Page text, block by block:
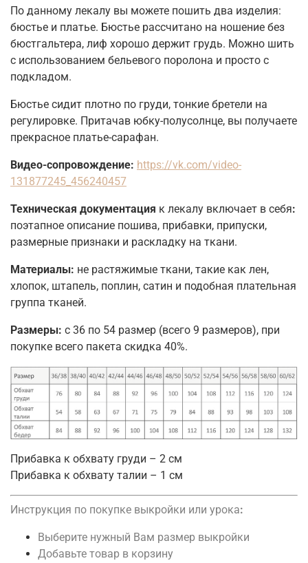
По данному лекалу вы можете пошить два изделия:
бюстье и платье. Бюстье рассчитано на ношение без
бюстгальтера, лиф хорошо держит грудь. Можно шить
с использованием бельевого поролона и просто с
подкладом.
Бюстье сидит плотно по груди, тонкие бретели на
регулировке. Притачав юбку-полусолнце, вы получаете
прекрасное платье-сарафан.
Видео-сопровождение: https://vk.com/video-
131877245_456240457
Техническая документация к лекалу включает в себя:
поэтапное описание пошива, прибавки, припуски,
размерные признаки и раскладку на ткани.
Материалы: не растяжимые ткани, такие как лен,
хлопок, штапель, поплин, сатин и подобная плательная
группа тканей.
Размеры: с 36 по 54 размер (всего 9 размеров), при
покупке всего пакета скидка 40%.
Прибавка к обхвату груди – 2 см
Прибавка к обхвату талии – 1 см
Инструкция по покупке выкройки или урока:
Выберите нужный Вам размер выкройки
Добавьте товар в корзину